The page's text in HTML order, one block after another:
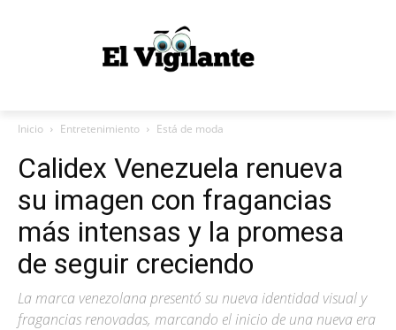
Inicio Entretenimiento Está de moda
Calidex Venezuela renueva
su imagen con fragancias
más intensas y la promesa
de seguir creciendo
La marca venezolana presentó su nueva identidad visual y
fragancias renovadas, marcando el inicio de una nueva era